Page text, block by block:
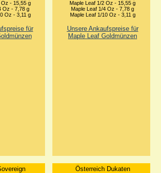
- 15,55 g
Oz - 7,78 g
Oz - 3,11 g
für
Maple Leaf 1/2 Oz - 15,55 g
Maple Leaf 1/4 Oz - 7,78 g
Maple Leaf 1/10 Oz - 3,11 g
Unsere Ankaufspreise für
Maple Leaf Goldmünzen
Österreich Dukaten